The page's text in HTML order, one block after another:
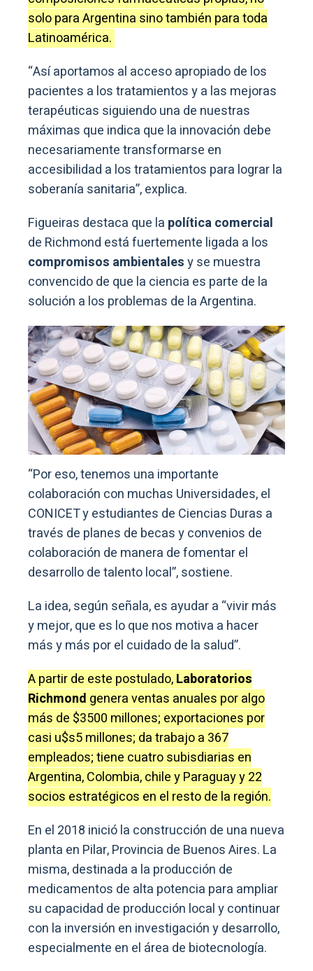
solo para Argentina sino también para toda
Latinoamérica.
“Así aportamos al acceso apropiado de los
pacientes a los tratamientos y a las mejoras
terapéuticas siguiendo una de nuestras
máximas que indica que la innovación debe
necesariamente transformarse en
accesibilidad a los tratamientos para lograr la
soberanía sanitaria”, explica.
Figueiras destaca que la política comercial
de Richmond está fuertemente ligada a los
compromisos ambientalesy se muestra
convencido de que la ciencia es parte de la
solución a los problemas de la Argentina.
“Por eso, tenemos una importante
colaboración con muchas Universidades, el
CONICET y estudiantes de Ciencias Duras a
través de planes de becas y convenios de
colaboración de manera de fomentar el
desarrollo de talento local”, sostiene.
La idea, según señala, es ayudar a “vivir más
y mejor, que es lo que nos motiva a hacer
más y más por el cuidado de la salud”.
A partir de este postulado,Laboratorios
Richmond genera ventas anuales por algo
más de $3500 millones; exportaciones por
casi u$s5 millones; da trabajo a 367
empleados; tiene cuatro subisdiarias en
Argentina, Colombia, chile y Paraguay y 22
socios estratégicos en el resto de la región.
En el 2018 inició la construcción de una nueva
planta en Pilar, Provincia de Buenos Aires. La
misma, destinada a la producción de
medicamentos de alta potencia para ampliar
su capacidad de producción local y continuar
con la inversión en investigación y desarrollo,
especialmente en el área de biotecnología.